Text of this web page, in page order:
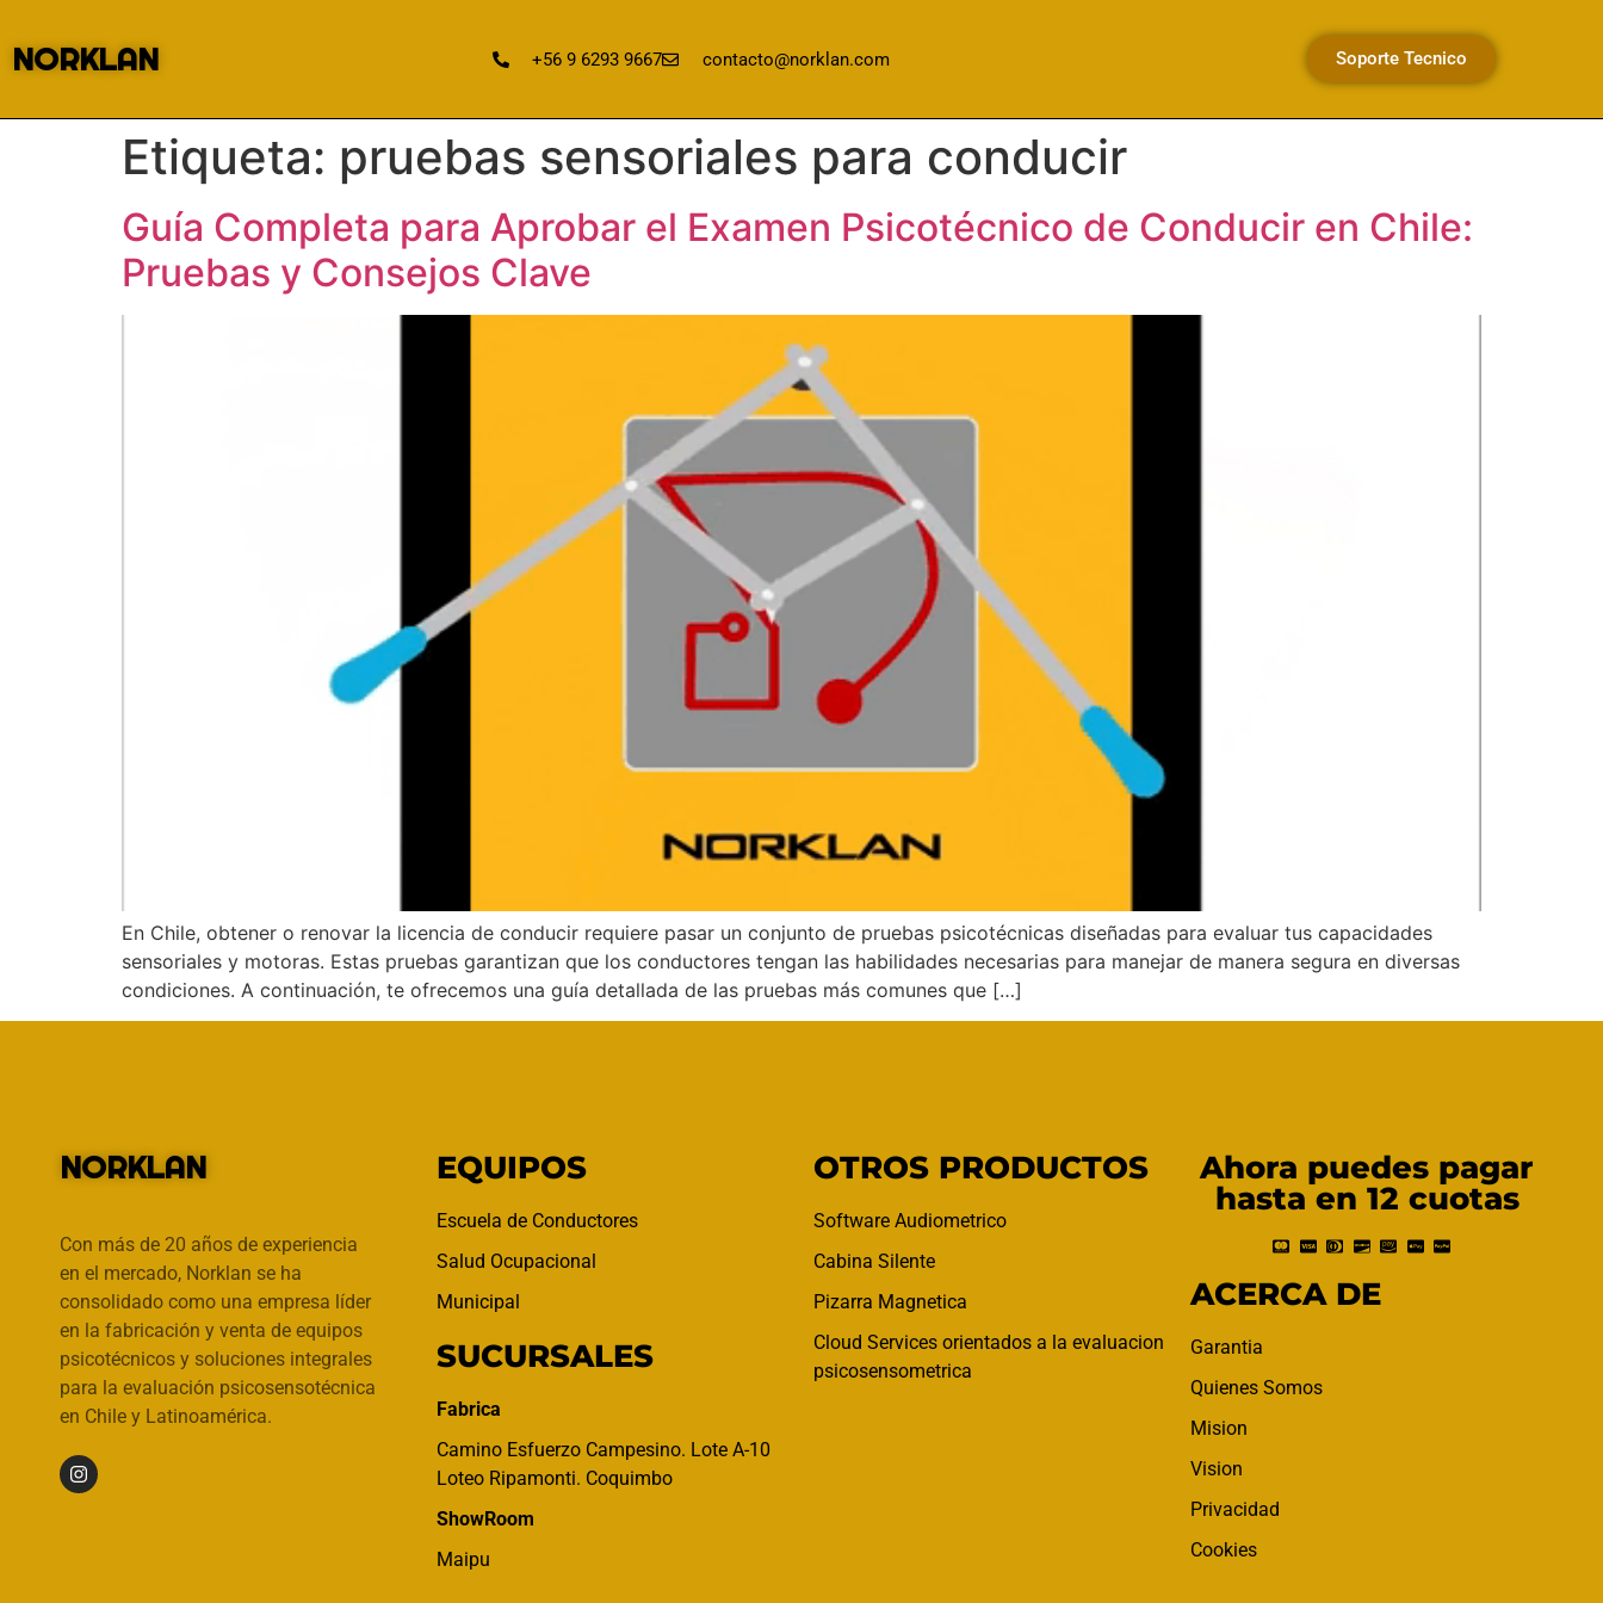
NORKLAN +56 9 6293 9667 contacto@norklan.com Soporte Tecnico
Etiqueta: pruebas sensoriales para conducir
Guía Completa para Aprobar el Examen Psicotécnico de Conducir en Chile:
Pruebas y Consejos Clave
En Chile, obtener o renovar la licencia de conducir requiere pasar un conjunto de pruebas psicotécnicas diseñadas para evaluar tus capacidades
sensoriales y motoras. Estas pruebas garantizan que los conductores tengan las habilidades necesarias para manejar de manera segura en diversas
condiciones. A continuación, te ofrecemos una guía detallada de las pruebas más comunes que […]
NORKLAN
Con más de 20 años de experiencia
en el mercado, Norklan se ha
consolidado como una empresa líder
en la fabricación y venta de equipos
psicotécnicos y soluciones integrales
para la evaluación psicosensotécnica
en Chile y Latinoamérica.
EQUIPOS
Escuela de Conductores
Salud Ocupacional
Municipal
SUCURSALES
Fabrica
Camino Esfuerzo Campesino. Lote A-10
Loteo Ripamonti. Coquimbo
ShowRoom
Maipu
OTROS PRODUCTOS
Software Audiometrico
Cabina Silente
Pizarra Magnetica
Cloud Services orientados a la evaluacion
psicosensometrica
Ahora puedes pagar
hasta en 12 cuotas
ACERCA DE
Garantia
Quienes Somos
Mision
Vision
Privacidad
Cookies